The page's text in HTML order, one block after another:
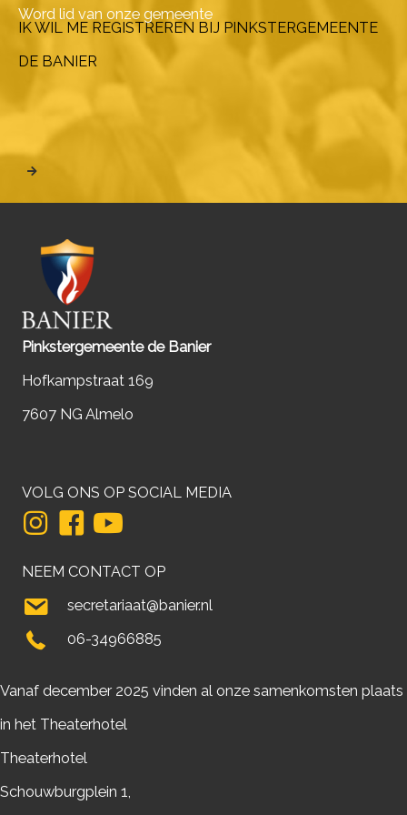
Word lid van onze gemeente
IK WIL ME REGISTREREN BIJ PINKSTERGEMEENTE
DE BANIER
Pinkstergemeente de Banier
Hofkampstraat 169
7607 NG Almelo
VOLG ONS OP SOCIAL MEDIA
NEEM CONTACT OP
secretariaat@banier.nl
06-34966885
Vanaf december 2025 vinden al onze samenkomsten plaats
in het Theaterhotel
Theaterhotel
Schouwburgplein 1,